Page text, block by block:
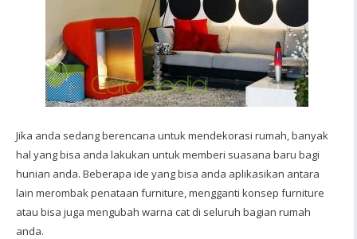
Jika anda sedang berencana untuk mendekorasi rumah, banyak
hal yang bisa anda lakukan untuk memberi suasana baru bagi
hunian anda. Beberapa ide yang bisa anda aplikasikan antara
lain merombak penataan furniture, mengganti konsep furniture
atau bisa juga mengubah warna cat di seluruh bagian rumah
anda.